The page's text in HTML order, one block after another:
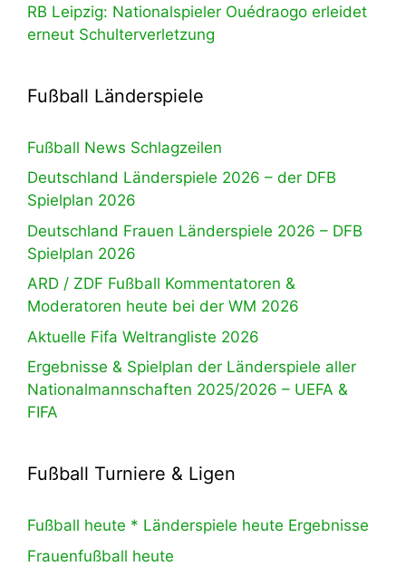
RB Leipzig: Nationalspieler Ouédraogo erleidet
erneut Schulterverletzung
Fußball Länderspiele
Fußball News Schlagzeilen
Deutschland Länderspiele 2026 – der DFB
Spielplan 2026
Deutschland Frauen Länderspiele 2026 – DFB
Spielplan 2026
ARD / ZDF Fußball Kommentatoren &
Moderatoren heute bei der WM 2026
Aktuelle Fifa Weltrangliste 2026
Ergebnisse & Spielplan der Länderspiele aller
Nationalmannschaften 2025/2026 – UEFA &
FIFA
Fußball Turniere & Ligen
Fußball heute * Länderspiele heute Ergebnisse
Frauenfußball heute